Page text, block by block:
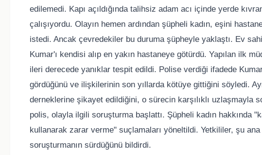
edilemedi. Kapı açıldığında talihsiz adam acı içinde yerde
çalışıyordu. Olayın hemen ardından şüpheli kadın, eşini
istedi. Ancak çevredekiler bu duruma şüpheyle yaklaştı. Ev
Kumar'ı kendisi alıp en yakın hastaneye götürdü. Yapılan ilk
ileri derecede yanıklar tespit edildi. Polise verdiği ifadede
gördüğünü ve ilişkilerinin son yıllarda kötüye gittiğini söyledi.
derneklerine şikayet edildiğini, o sürecin karşılıklı uzlaşmayla
polis, olayla ilgili soruşturma başlattı. Şüpheli kadın hakkında
kullanarak zarar verme" suçlamaları yöneltildi. Yetkililer, şu ana
soruşturmanın sürdüğünü bildirdi.